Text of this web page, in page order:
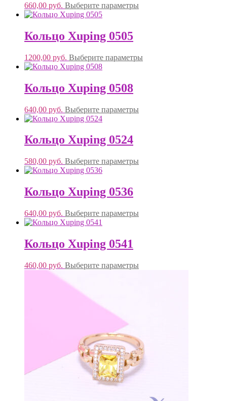
660,00 руб. Выберите параметры
Кольцо Xuping 0505
1200,00 руб. Выберите параметры
Кольцо Xuping 0508
640,00 руб. Выберите параметры
Кольцо Xuping 0524
580,00 руб. Выберите параметры
Кольцо Xuping 0536
640,00 руб. Выберите параметры
Кольцо Xuping 0541
460,00 руб. Выберите параметры